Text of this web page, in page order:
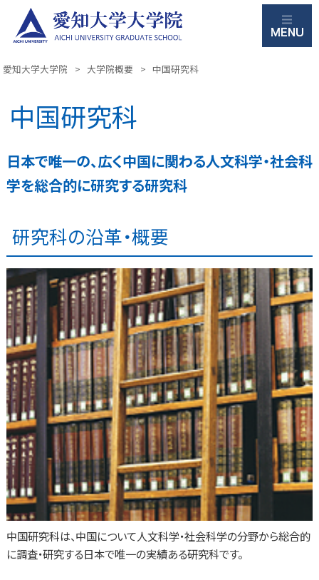
愛知大学大学院 > 大学院概要 > 中国研究科
中国研究科
日本で唯一の、広く中国に関わる人文科学・社会科
学を総合的に研究する研究科
研究科の沿革・概要
中国研究科は、中国について人文科学・社会科学の分野から総合的
に調査・研究する日本で唯一の実績ある研究科です。